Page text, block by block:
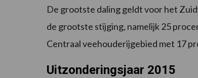
De grootste daling geldt voor het
de grootste stijging, namelijk 25
Centraal veehouderijgebied met 17
Uitzonderingsjaar 2015